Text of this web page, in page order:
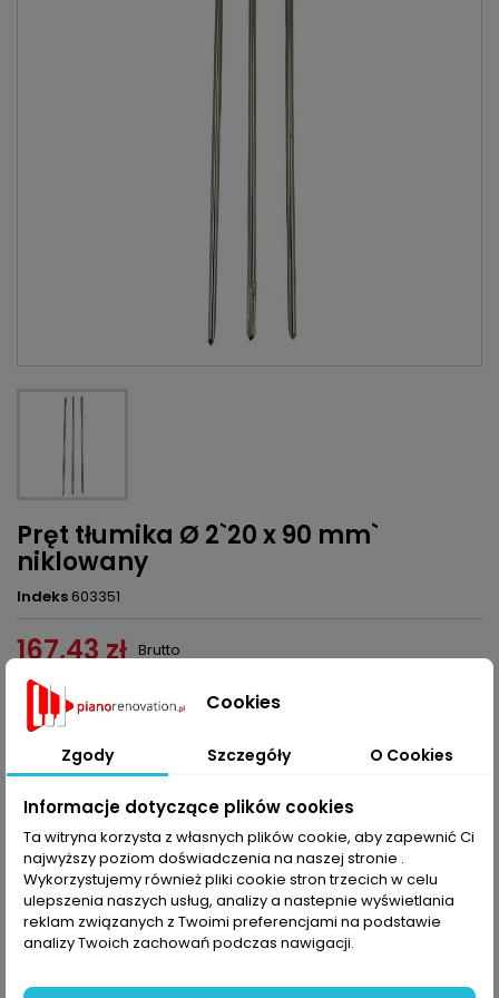
Pręt tłumika Ø 2`20 x 90 mm`
niklowany
Indeks 603351
167,43 zł Brutto
Ilość  Dodaj do koszyka
Ostatnie sztuki w magazynie
Udostępnij
OPIS SZCZEGÓŁY PRODUKTU
Pręt tłumika Ø 2,20 x 90 mm, niklowany, 100 sztuk
KOMENTARZE (0) Oceń
Cookies
Zgody Szczegóły O Cookies
Informacje dotyczące plików cookies
Ta witryna korzysta z własnych plików cookie, aby zapewnić Ci
najwyższy poziom doświadczenia na naszej stronie .
Wykorzystujemy również pliki cookie stron trzecich w celu
ulepszenia naszych usług, analizy a nastepnie wyświetlania
reklam związanych z Twoimi preferencjami na podstawie
analizy Twoich zachowań podczas nawigacji.